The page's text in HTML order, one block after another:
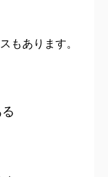
もあります。